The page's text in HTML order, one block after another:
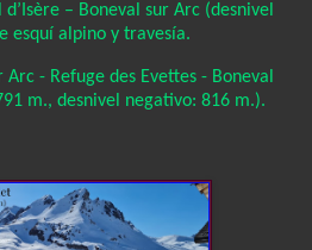
– Boneval sur Arc (desnivel
esquí alpino y travesía.
- Refuge des Evettes - Boneval
m., desnivel negativo: 816 m.).